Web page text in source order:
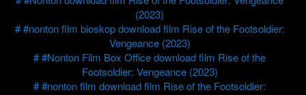
(2023)
#nonton film bioskop download film Rise of the Footsoldier:
Vengeance (2023)
#Nonton Film Box Office download film Rise of the
Footsoldier: Vengeance (2023)
#nonton film download film Rise of the Footsoldier: